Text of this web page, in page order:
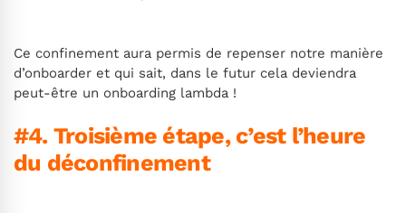
Ce confinement aura permis de repenser notre manière
d’onboarder et qui sait, dans le futur cela deviendra
peut-être un onboarding lambda !
#4. Troisième étape, c’est l’heure
du déconfinement